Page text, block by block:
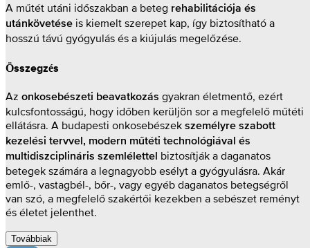
A műtét utáni időszakban a beteg rehabilitációja és
utánkövetése is kiemelt szerepet kap, így biztosítható a
hosszú távú gyógyulás és a kiújulás megelőzése.
Összegzés
Az onkosebészeti beavatkozás gyakran életmentő, ezért
kulcsfontosságú, hogy időben kerüljön sor a megfelelő műtéti
ellátásra. A budapesti onkosebészek személyre szabott
kezelési tervvel, modern műtéti technológiával és
multidiszciplináris szemlélettel biztosítják a daganatos
betegek számára a legnagyobb esélyt a gyógyulásra. Akár
emlő-, vastagbél-, bőr-, vagy egyéb daganatos betegségről
van szó, a megfelelő szakértői kezekben a sebészet reményt
és életet jelenthet.
Továbbiak